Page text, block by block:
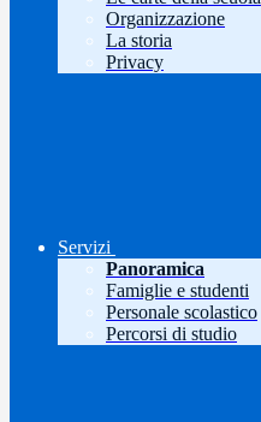
Organizzazione
La storia
Privacy
Servizi
Panoramica
Famiglie e studenti
Personale scolastico
Percorsi di studio